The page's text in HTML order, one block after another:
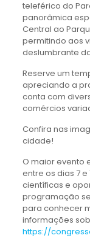
teleférico do
panorâmica
Central ao
permitindo aos
deslumbrante
Reserve um
apreciando a
conta com
comércios
Confira nas
cidade!
O maior evento
entre os dias 7
científicas e
programação
para conhecer
informações
https://